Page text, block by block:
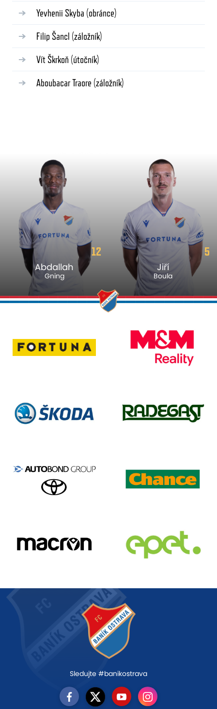
Yevhenii Skyba (obránce)
Filip Šancl (záložník)
Vít Škrkoň (útočník)
Aboubacar Traore (záložník)
12
Abdallah
Gning
5
Jiří
Boula
Sledujte #banikostrava